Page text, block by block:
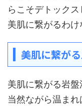
らこそデトック
美肌に繋がるわけ
美肌に繋が
美肌に繋がる岩盤
当然ながら温まれ